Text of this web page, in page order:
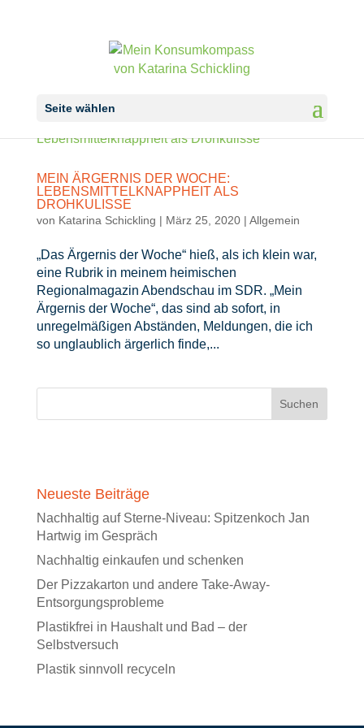
Seite wählen
MEIN ÄRGERNIS DER WOCHE:
LEBENSMITTELKNAPPHEIT ALS
DROHKULISSE
von Katarina Schickling | März 25, 2020| Allgemein
„Das Ärgernis der Woche“ hieß, als ich klein war,
eine Rubrik in meinem heimischen
Regionalmagazin Abendschau im SDR. „Mein
Ärgernis der Woche“, das sind ab sofort, in
unregelmäßigen Abständen, Meldungen, die ich
so unglaublich ärgerlich finde,...
Neueste Beiträge
Nachhaltig auf Sterne-Niveau: Spitzenkoch Jan
Hartwig im Gespräch
Nachhaltig einkaufen und schenken
Der Pizzakarton und andere Take-Away-
Entsorgungsprobleme
Plastikfrei in Haushalt und Bad – der
Selbstversuch
Plastik sinnvoll recyceln